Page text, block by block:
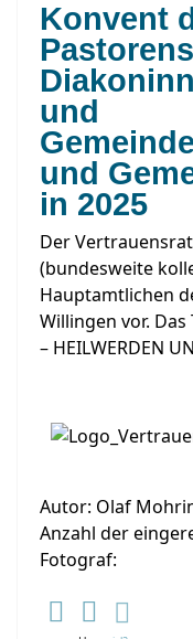
Konvent
und
und
in 2025
Der
(bundesweite
Hauptamtlichen
Willingen vor. Das
– HEILWERDEN
Autor: Olaf
Anzahl der
Fotograf: